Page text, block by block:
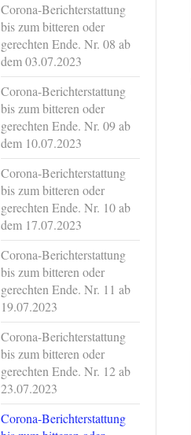
Corona-Berichterstattung
bis zum bitteren oder
gerechten Ende. Nr. 08 ab
dem 03.07.2023
Corona-Berichterstattung
bis zum bitteren oder
gerechten Ende. Nr. 09 ab
dem 10.07.2023
Corona-Berichterstattung
bis zum bitteren oder
gerechten Ende. Nr. 10 ab
dem 17.07.2023
Corona-Berichterstattung
bis zum bitteren oder
gerechten Ende. Nr. 11 ab
19.07.2023
Corona-Berichterstattung
bis zum bitteren oder
gerechten Ende. Nr. 12 ab
23.07.2023
Corona-Berichterstattung